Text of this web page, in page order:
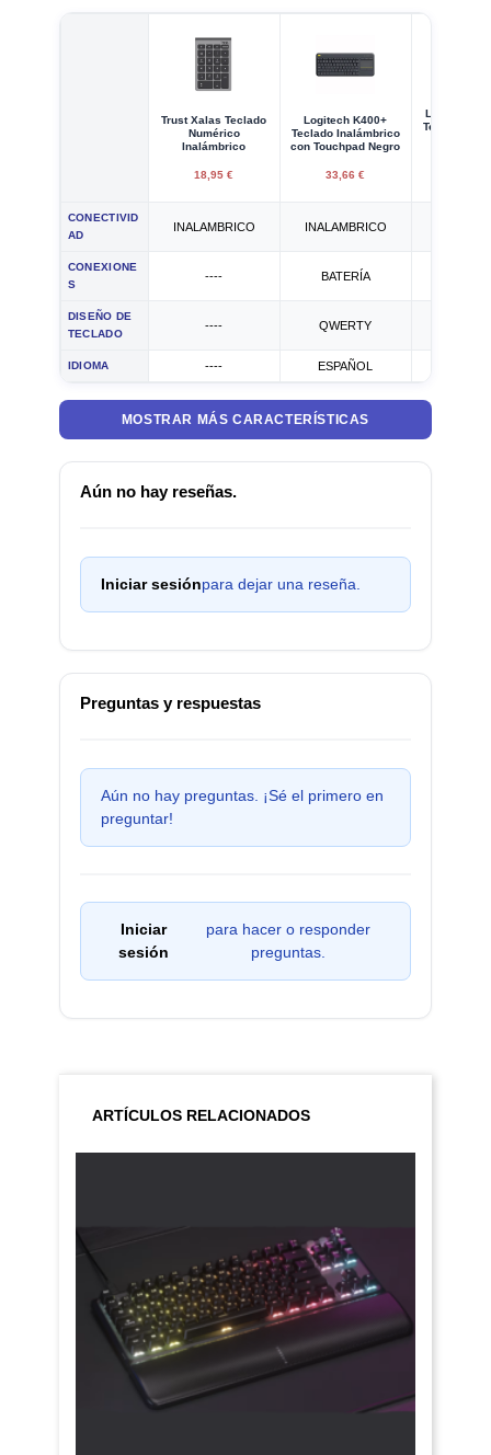
Trust Xalas Teclado
Numérico
Inalámbrico
18,95 €
Logitech K400+
Teclado Inalámbrico
con Touchpad Negro
33,66 €
Logitech
Teclado
CONECTIVID
AD
INALAMBRICO INALAMBRICO
CONEXIONE
S
---- BATERÍA
DISEÑO DE
TECLADO
---- QWERTY
IDIOMA ---- ESPAÑOL
MOSTRAR MÁS CARACTERÍSTICAS
Aún no hay reseñas.
Iniciar sesiónpara dejar una reseña.
Preguntas y respuestas
Aún no hay preguntas. ¡Sé el primero en
preguntar!
Iniciar
sesión
para hacer o responder
preguntas.
ARTÍCULOS RELACIONADOS